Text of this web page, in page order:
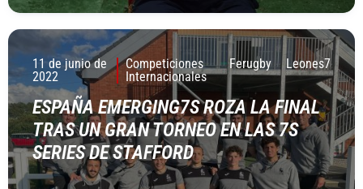
11 de junio de
2022
Competiciones
Internacionales
Ferugby Leones7
ESPAÑA EMERGING7S ROZA LA FINAL
TRAS UN GRAN TORNEO EN LAS 7S
SERIES DE STAFFORD